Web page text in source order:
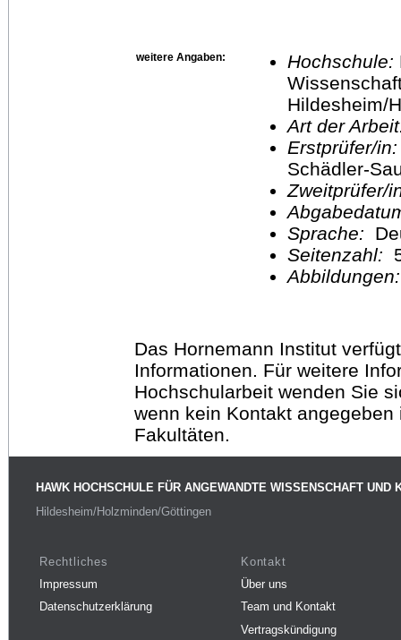
weitere Angaben: Hochschule:
Hildesheim/
Art der
Erstprüfer/
Schädler-
Sprache:
Seitenzahl:
Das Hornemann Institut
Informationen. Für weitere
Hochschularbeit wenden Sie
wenn kein Kontakt
Fakultäten.
HAWK HOCHSCHULE FÜR ANGEWANDTE WISSENSCHAFT UND
Hildesheim/Holzminden/Göttingen
Rechtliches
Impressum
Datenschutzerklärung
Kontakt
Über uns
Team und Kontakt
Vertragskündigung